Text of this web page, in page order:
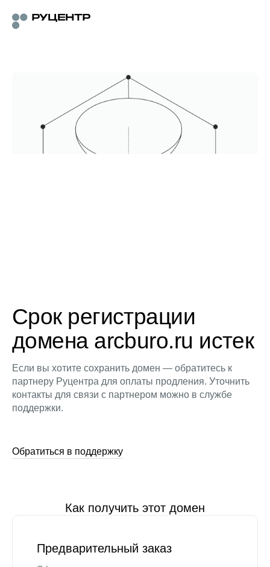
Срок регистрации
домена arcburo.ru истек
Если вы хотите сохранить домен — обратитесь к
партнеру Руцентра для оплаты продления. Уточнить
контакты для связи с партнером можно в службе
поддержки.
Обратиться в поддержку
Как получить этот домен
Предварительный заказ